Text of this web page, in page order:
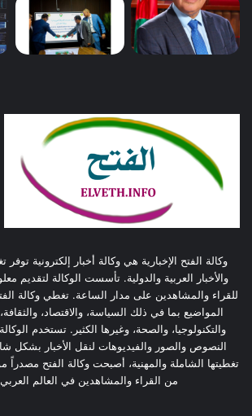
وكالة الفتح الإخبارية هي وكالة أخبار إلكترونية
والأخبار العربية والدولية. تأسست الوكالة لتقديم
للقراء والمشاهدين على مدار الساعة. تغطي وكالة
المواضيع بما في ذلك السياسة، والاقتصاد،
والتكنولوجيا، والصحة، وغيرها الكثير. تستخدم
النصوص والصور والفيديوهات لنقل الأخبار بشكل
تغطيتها الشاملة والمهنية، أصبحت وكالة الفتح مصدراً
من القراء والمشاهدين في العالم